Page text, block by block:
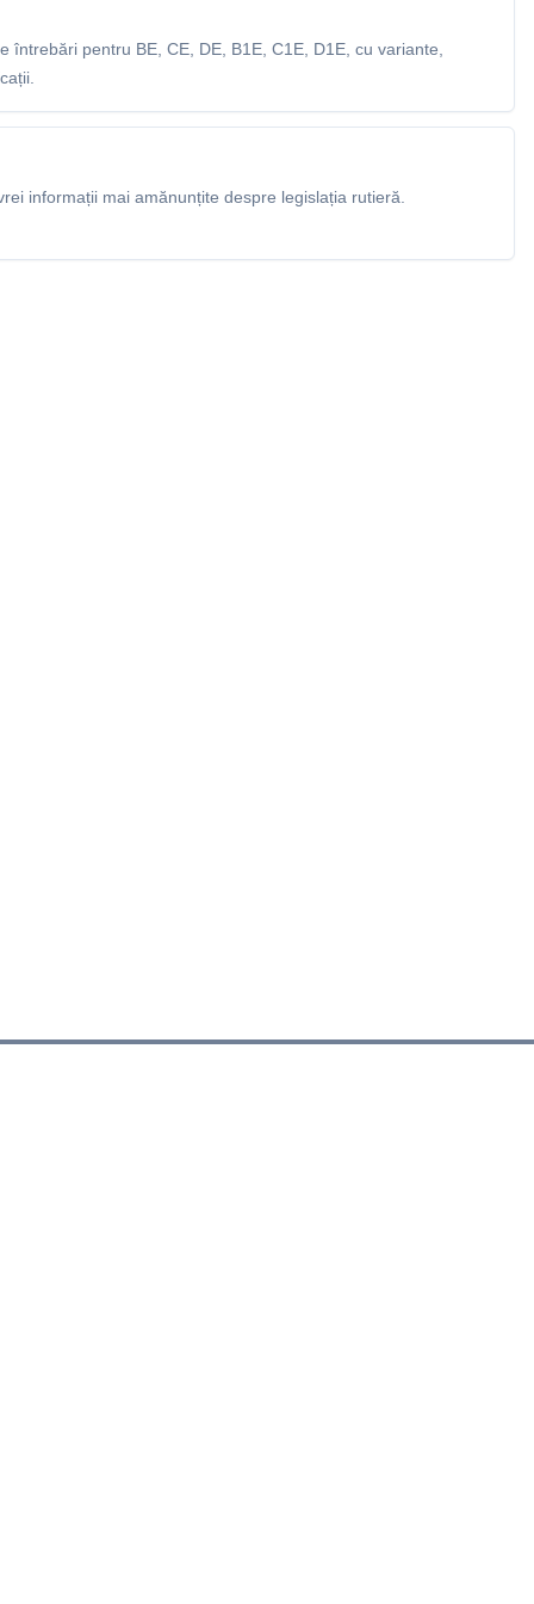
întrebări pentru BE, CE, DE, B1E, C1E, D1E, cu variante,
informații mai amănunțite despre legislația rutieră.